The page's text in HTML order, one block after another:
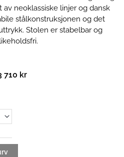
neoklassiske linjer og dansk
stålkonstruksjonen og det
Stolen er stabelbar og
710 kr